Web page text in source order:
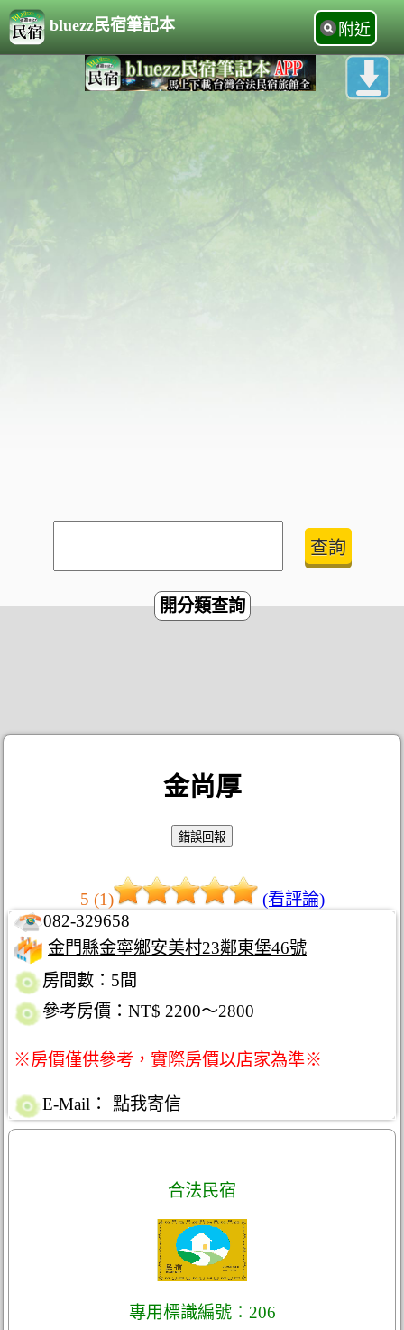
bluezz民宿筆記本 附近
開分類查詢
金尚厚
5 (1)
(看評論)
082-329658
金門縣金寧鄉安美村23鄰東堡46號
房間數：5間
參考房價：NT$ 2200～2800
※房價僅供參考，實際房價以店家為準※
E-Mail： 點我寄信
合法民宿
專用標識編號：206